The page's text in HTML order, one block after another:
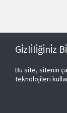
Gi̇zli̇li̇ği̇ni̇z
Bu site, sitenin
teknolojileri